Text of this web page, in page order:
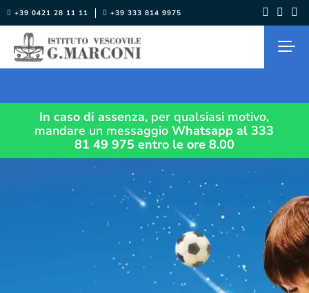
Salta
al
contenuto
+39 0421 28 11 11 +39 333 814 9975
In caso di assenza, per qualsiasi motivo,
mandare un messaggioWhatsapp al 333
81 49 975 entro le ore 8.00